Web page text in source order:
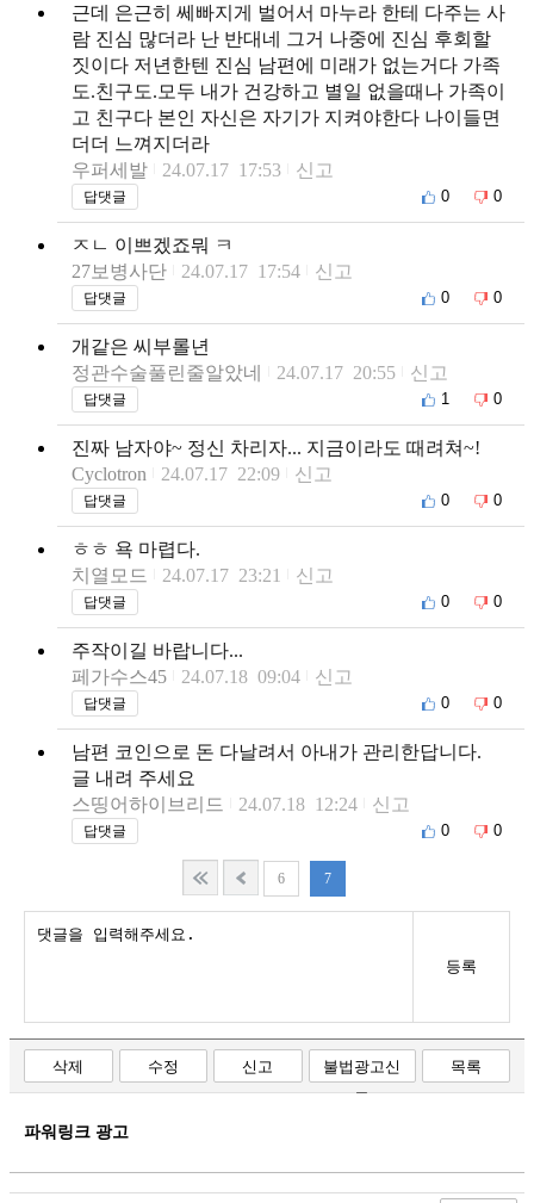
근데 은근히 쎄빠지게 벌어서 마누라 한테 다주는 사
람 진심 많더라 난 반대네 그거 나중에 진심 후회할
짓이다 저년한텐 진심 남편에 미래가 없는거다 가족
도.친구도.모두 내가 건강하고 별일 없을때나 가족이
고 친구다 본인 자신은 자기가 지켜야한다 나이들면
더더 느껴지더라
우퍼세발
24.07.17 17:53 신고
답댓글 0 0
ㅈㄴ 이쁘겠죠뭐 ㅋ
27보병사단
24.07.17 17:54 신고
답댓글 0 0
개같은 씨부롤년
정관수술풀린줄알았네
24.07.17 20:55 신고
답댓글 1 0
진짜 남자야~ 정신 차리자... 지금이라도 때려쳐~!
Cyclotron
24.07.17 22:09 신고
답댓글 0 0
ㅎㅎ 욕 마렵다.
치열모드
24.07.17 23:21 신고
답댓글 0 0
주작이길 바랍니다...
페가수스45
24.07.18 09:04 신고
답댓글 0 0
남편 코인으로 돈 다날려서 아내가 관리한답니다.
글 내려 주세요
스띵어하이브리드
24.07.18 12:24 신고
답댓글 0 0
6 7
등록
삭제 수정 신고
불법광고신
고
목록
파워링크 광고